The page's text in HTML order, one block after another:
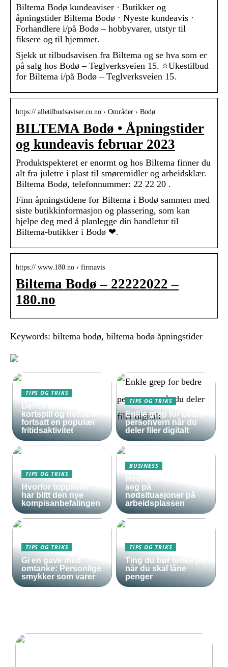
Biltema Bodø kundeaviser · Butikker og
åpningstider Biltema Bodø · Nyeste kundeavis ·
Forhandlere i/på Bodø – hobbyvarer, utstyr til
fiksere og til hjemmet.
Sjekk ut tilbudsavisen fra Biltema og se hva som er
på salg hos Bodø – Teglverksveien 15. ⭐Ukestilbud
for Biltema i/på Bodø – Teglverksveien 15.
https:// alletilbudsaviser.co.no › Områder › Bodø
BILTEMA Bodø • Åpningstider
og kundeavis februar 2023
Produktspekteret er enormt og hos Biltema finner du
alt fra juletre i plast til smøremidler og arbeidsklær.
Biltema Bodø, telefonnummer: 22 22 20 .
Finn åpningstidene for Biltema i Bodø sammen med
siste butikkinformasjon og plassering, som kan
hjelpe deg med å planlegge din handletur til
Biltema-butikker i Bodø ❤.
https:// www.180.no › firmavis
Biltema Bodø – 22222022 –
180.no
Keywords: biltema bodø, biltema bodø åpningstider
TIPS OG TRIKS
Derfor er enkle
kortspill og nettspill
fortsatt en populær
fritidsaktivitet
TIPS OG TRIKS
Enkle grep for bedre
personvern når du
deler filer digitalt
TIPS OG TRIKS
Hvorfor topplister
har blitt den nye
kompisanbefalingen
BUSINESS
Hvordan forberede
seg på
nødsituasjoner på
arbeidsplassen
TIPS OG TRIKS
Gi en gave med
omtanke: Personlige
smykker som varer
TIPS OG TRIKS
Ting du bør tenke på
når du skal låne
penger